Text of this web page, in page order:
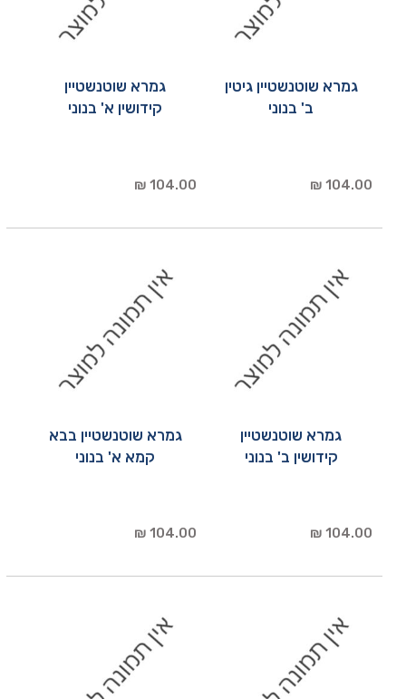
גמרא שוטנשטיין גיטין
ב' בנוני
104.00 ₪
גמרא שוטנשטיין
קידושין א' בנוני
104.00 ₪
גמרא שוטנשטיין
קידושין ב' בנוני
104.00 ₪
גמרא שוטנשטיין בבא
קמא א' בנוני
104.00 ₪